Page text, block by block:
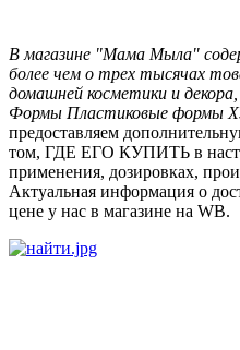
В магазине "Мама Мыла"
более чем о трех тысячах
домашней косметики и
Формы Пластиковые формы
предоставляем
том, ГДЕ ЕГО КУПИТЬ в
применения, дозировках,
Актуальная информация о
цене у нас в магазине на WB.